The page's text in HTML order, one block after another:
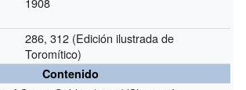
286, 312 (Edición ilustrada de
Toromítico)
Contenido